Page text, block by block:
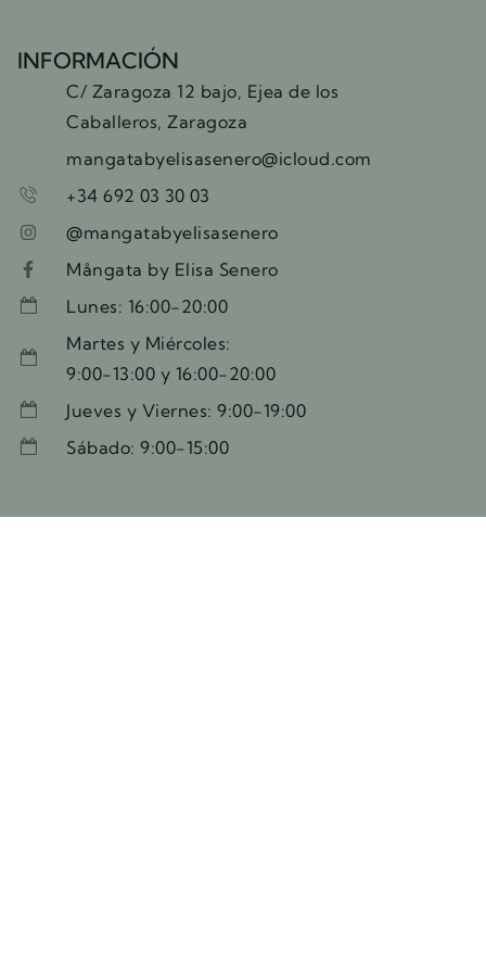
INFORMACIÓN
C/ Zaragoza 12 bajo, Ejea de los
Caballeros, Zaragoza
mangatabyelisasenero@icloud.com
+34 692 03 30 03
@mangatabyelisasenero
Mångata by Elisa Senero
Lunes: 16:00-20:00
Martes y Miércoles:
9:00-13:00 y 16:00-20:00
Jueves y Viernes: 9:00-19:00
Sábado: 9:00-15:00